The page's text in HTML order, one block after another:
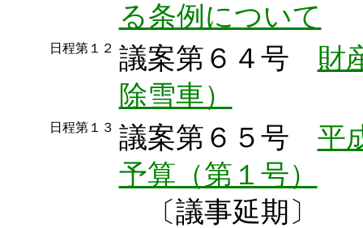
る条例について
日程第１２ 議案第６４号 財
除雪車）
日程第１３ 議案第６５号 平
予算（第１号）
〔議事延期〕